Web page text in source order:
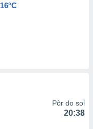
16°C
Pôr do sol
20:38